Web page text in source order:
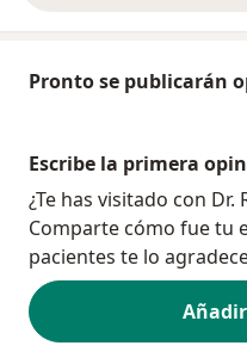
Pronto se publicarán
Escribe la primera
¿Te has visitado con
Comparte cómo fue tu
pacientes te lo